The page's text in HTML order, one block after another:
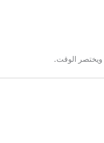
ويختصر الوقت.